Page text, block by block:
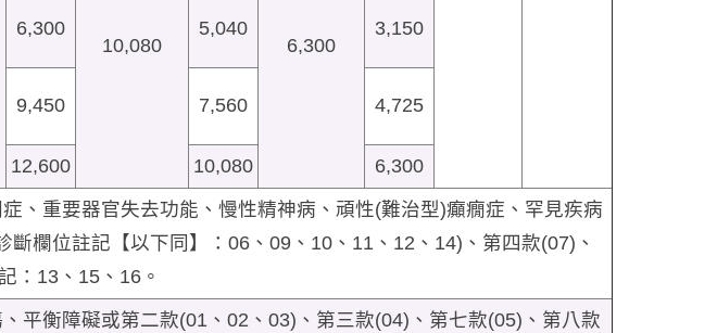
10,080 6,300
6,300 5,040 3,150
9,450 7,560 4,725
12,600 10,080
6,300
、重要器官失去功能、慢性精神病、頑性(難治型)癲癇症、罕見疾病
欄位註記【以下同】：06、09、10、11、12、14)、第四款(07)、
：13、15、16。
平衡障礙或第二款(01、02、03)、第三款(04)、第七款(05)、第八款